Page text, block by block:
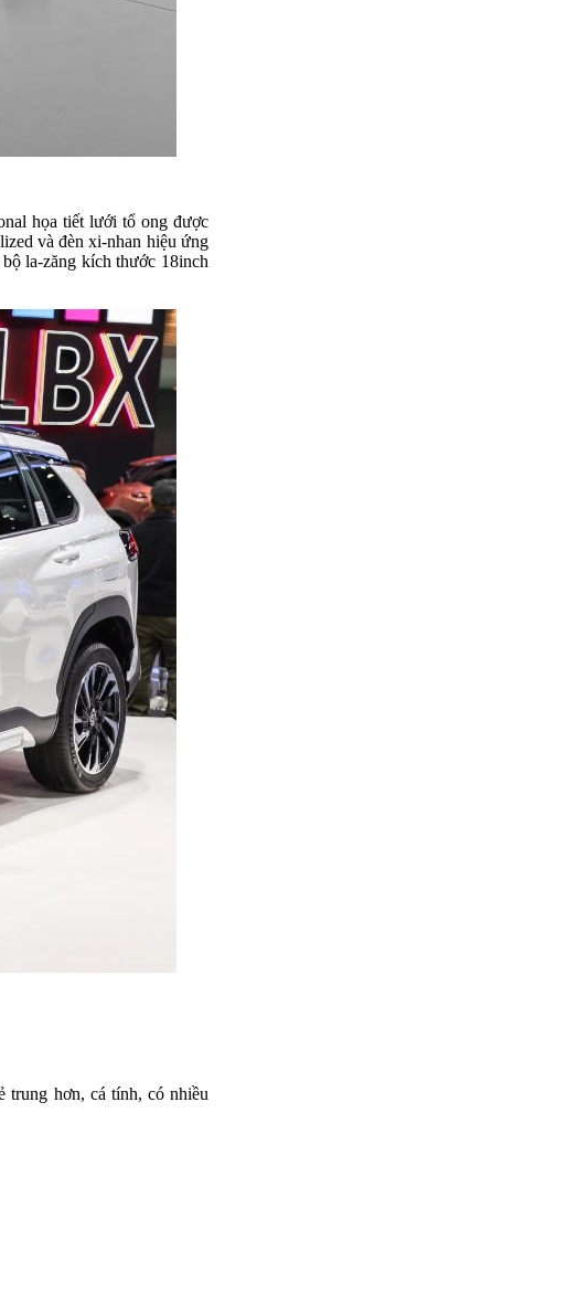
họa tiết lưới tổ ong được
và đèn xi-nhan hiệu ứng
la-zăng kích thước 18inch
trung hơn, cá tính, có nhiều